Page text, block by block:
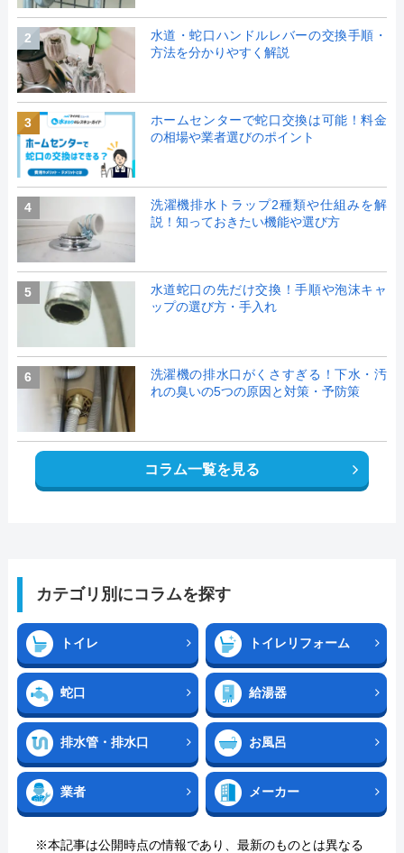
2
水道・蛇口ハンドルレバーの交換手順・
方法を分かりやすく解説
3
ホームセンターで蛇口交換は可能！料金
の相場や業者選びのポイント
4
洗濯機排水トラップ2種類や仕組みを解
説！知っておきたい機能や選び方
5
水道蛇口の先だけ交換！手順や泡沫キャ
ップの選び方・手入れ
6
洗濯機の排水口がくさすぎる！下水・汚
れの臭いの5つの原因と対策・予防策
コラム一覧を見る
カテゴリ別にコラムを探す
トイレ トイレリフォーム
蛇口 給湯器
排水管・排水口 お風呂
業者 メーカー
※本記事は公開時点の情報であり、最新のものとは異なる